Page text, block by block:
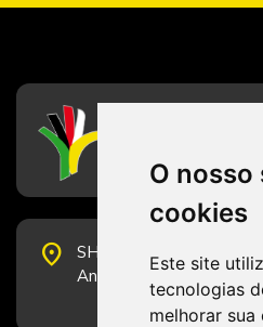
O nosso
cookies
Este site
tecnologias
melhorar sua
place
SHS Quadra 6, Bloco E,
Andar, Sala 2001 - CEP